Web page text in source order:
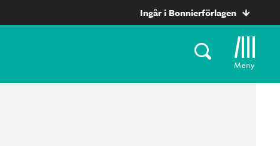
Ingår i Bonnierförlagen
Meny